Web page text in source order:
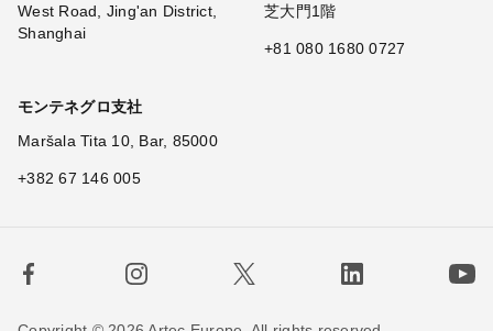
West Road, Jing'an District,
Shanghai
芝大門1階
+81 080 1680 0727
モンテネグロ支社
Maršala Tita 10, Bar, 85000
+382 67 146 005